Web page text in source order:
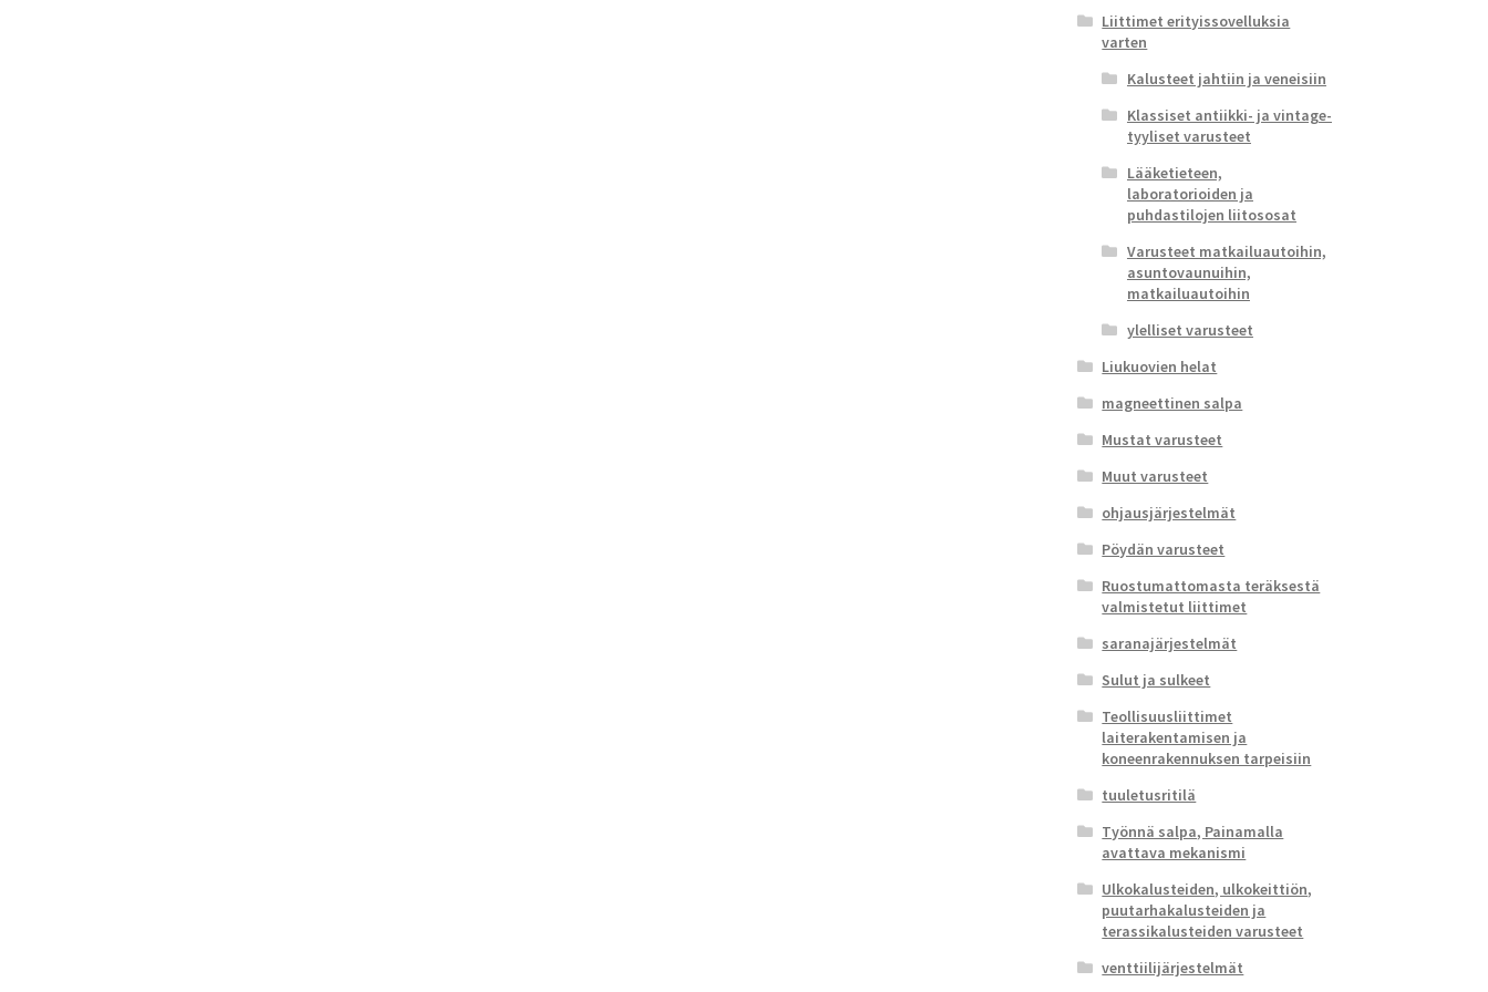
Liittimet erityissovelluksia
varten
Kalusteet jahtiin ja veneisiin
Klassiset antiikki- ja vintage-
tyyliset varusteet
Lääketieteen,
laboratorioiden ja
puhdastilojen liitososat
Varusteet matkailuautoihin,
asuntovaunuihin,
matkailuautoihin
ylelliset varusteet
Liukuovien helat
magneettinen salpa
Mustat varusteet
Muut varusteet
ohjausjärjestelmät
Pöydän varusteet
Ruostumattomasta teräksestä
valmistetut liittimet
saranajärjestelmät
Sulut ja sulkeet
Teollisuusliittimet
laiterakentamisen ja
koneenrakennuksen tarpeisiin
tuuletusritilä
Työnnä salpa, Painamalla
avattava mekanismi
Ulkokalusteiden, ulkokeittiön,
puutarhakalusteiden ja
terassikalusteiden varusteet
venttiilijärjestelmät